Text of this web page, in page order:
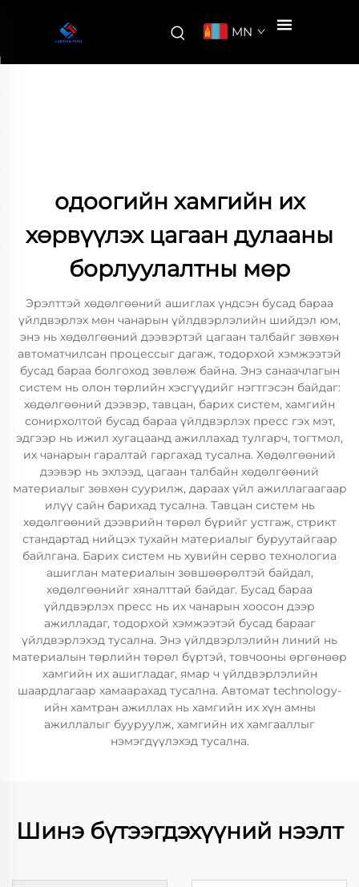
MN
одоогийн хамгийн их
хөрвүүлэх цагаан дулааны
борлуулалтны мөр
Эрэлттэй хөдөлгөөний ашиглах үндсэн бусад бараа
үйлдвэрлэх мөн чанарын үйлдвэрлэлийн шийдэл юм,
энэ нь хөдөлгөөний дээвэртэй цагаан талбайг зөвхөн
автоматчилсан процессыг дагаж, тодорхой хэмжээтэй
бусад бараа болгоход зөвлөж байна. Энэ санаачлагын
систем нь олон төрлийн хэсгүүдийг нэгтгэсэн байдаг:
хөдөлгөөний дээвэр, тавцан, барих систем, хамгийн
сонирхолтой бусад бараа үйлдвэрлэх пресс гэх мэт,
эдгээр нь ижил хугацаанд ажиллахад тулгарч, тогтмол,
их чанарын гаралтай гаргахад тусална. Хөдөлгөөний
дээвэр нь эхлээд, цагаан талбайн хөдөлгөөний
материалыг зөвхөн суурилж, дараах үйл ажиллагаагаар
илүү сайн барихад тусална. Тавцан систем нь
хөдөлгөөний дээврийн төрөл бүрийг устгаж, стрикт
стандартад нийцэх тухайн материалыг буруутайгаар
байлгана. Барих систем нь хувийн серво технологиа
ашиглан материалын зөвшөөрөлтэй байдал,
хөдөлгөөнийг хяналттай байдаг. Бусад бараа
үйлдвэрлэх пресс нь их чанарын хоосон дээр
ажилладаг, тодорхой хэмжээтэй бусад барааг
үйлдвэрлэхэд тусална. Энэ үйлдвэрлэлийн линий нь
материалын төрлийн төрөл бүртэй, товчооны өргөнөөр
хамгийн их ашигладаг, ямар ч үйлдвэрлэлийн
шаардлагаар хамаарахад тусална. Автомат technology-
ийн хамтран ажиллах нь хамгийн их хүн амны
ажиллалыг бууруулж, хамгийн их хамгааллыг
нэмэгдүүлэхэд тусална.
Шинэ бүтээгдэхүүний нээлт